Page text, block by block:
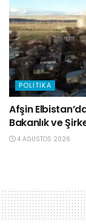
POLITIKA
Afşin
Bakanlık ve
4 AĞUSTOS 2026